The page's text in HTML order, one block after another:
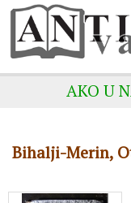
AKO U
Bihalji-Merin,